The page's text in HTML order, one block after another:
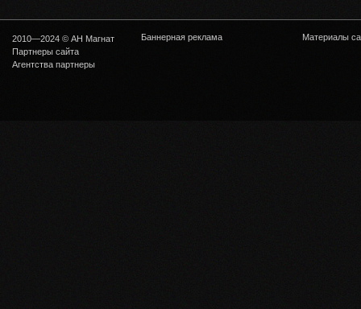
2010—2024 © АН Магнат
Партнеры сайта
Агентства партнеры
Баннерная реклама Материалы